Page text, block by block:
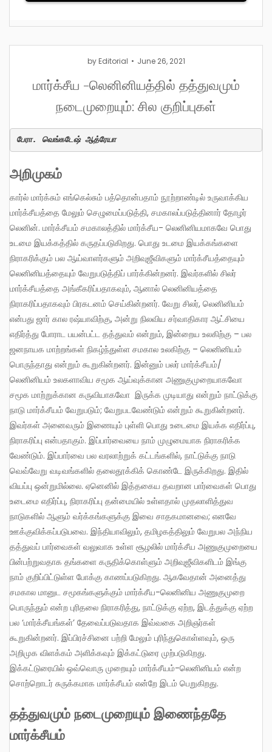
by Editorial June 26, 2021
மார்க்சீய -லெனினியத்தில் தத்துவமும்
நடைமுறையும்: சில குறிப்புகள்
பேரா. வெங்கடேஷ் ஆத்ரேயா
அறிமுகம்
கார்ல் மார்க்சும் எங்கெல்சும் பத்தொன்பதாம் நூற்றாண்டில் உருவாக்கிய
மார்க்சீயத்தை மேலும் செழுமைப்படுத்தி, சமகாலப்படுத்தினார் தோழர்
லெனின். மார்க்சீயம் சமகாலத்தில் மார்க்சீய- லெனினியமாகவே பொது
உடமை இயக்கத்தில் கருதப்படுகிறது. பொது உடமை இயக்கங்களை
நிராகரிக்கும் பல ஆய்வாளர்களும் அறிவுஜீவிகளும் மார்க்சீயத்தையும்
லெனினியத்தையும் வேறுபடுத்திப் பார்க்கின்றனர். இவர்களில் சிலர்
மார்க்சீயத்தை அங்கீகரிப்பதாகவும், ஆனால் லெனினியத்தை
நிராகரிப்பதாகவும் பிரகடனம் செய்கின்றனர். வேறு சிலர், லெனினியம்
என்பது ஜார் கால ரஷ்யாவிற்கு, அன்று நிலவிய சர்வாதிகார ஆட்சியை
எதிர்த்து போராட பயன்பட்ட தத்துவம் என்றும், இன்றைய உலகிற்கு – பல
ஜனநாயக மாற்றங்கள் நிகழ்ந்துள்ள சமகால உலகிற்கு – லெனினியம்
பொருந்தாது என்றும் கூறுகின்றனர். இன்னும் பலர் மார்க்சீயம்/
லெனினியம் உலகளாவிய சமூக ஆய்வுக்கான அணுகுமுறையாகவோ
சமூக மாற்றுக்கான கருவியாகவோ இருக்க முடியாது என்றும் நாட்டுக்கு
நாடு மார்க்சீயம் வேறுபடும்; வேறுபடவேண்டும் என்றும் கூறுகின்றனர்.
இவர்கள் அனைவரும் இணையும் புள்ளி பொது உடைமை இயக்க எதிர்ப்பு,
நிராகரிப்பு என்பதாகும். இப்பார்வையை நாம் முழுமையாக நிராகரிக்க
வேண்டும். இப்பார்வை பல வரலாற்றுக் கட்டங்களில், நாட்டுக்கு நாடு
வெவ்வேறு வடிவங்களில் தலைதூக்கிக் கொண்டே இருக்கிறது. இதில்
வியப்பு ஒன்றுமில்லை. ஏனெனில் இத்தகைய தவறான பார்வைகள் பொது
உடைமை எதிர்ப்பு, நிராகரிப்பு தன்மையில் உள்ளதால் முதலாளித்துவ
நாடுகளில் ஆளும் வர்க்கங்களுக்கு இவை சாதகமானவை; எனவே
ஊக்குவிக்கப்படுபவை. இந்தியாவிலும், தமிழகத்திலும் வேறுபல அந்நிய
தத்துவப் பார்வைகள் வலுவாக உள்ள சூழலில் மார்க்சீய அணுகுமுறையை
பின்பற்றுவதாக தங்களை கருதிக்கொள்ளும் அறிவுஜீவிகளிடம் இங்கு
நாம் குறிப்பிட்டுள்ள போக்கு காணப்படுகிறது. ஆகவேதான் அனைத்து
சமகால மானுட சமூகங்களுக்கும் மார்க்சீய-லெனினிய அணுகுமுறை
பொருந்தும் என்ற புரிதலை நிராகரித்து, நாட்டுக்கு ஏற்ற, இடத்துக்கு ஏற்ற
பல ‘மார்க்சீயங்கள்’ தேவைப்படுவதாக இவ்வகை அறிஞர்கள்
கூறுகின்றனர். இப்பிரச்சினை பற்றி மேலும் புரிந்துகொள்ளவும், ஒரு
அறிமுக விளக்கம் அளிக்கவும் இக்கட்டுரை முற்படுகிறது.
இக்கட்டுரையில் ஒவ்வொரு முறையும் மார்க்சீயம்-லெனினியம் என்ற
சொற்றொடர் சுருக்கமாக மார்க்சீயம் என்றே இடம் பெறுகிறது.
தத்துவமும் நடைமுறையும் இணைந்ததே
மார்க்சீயம்